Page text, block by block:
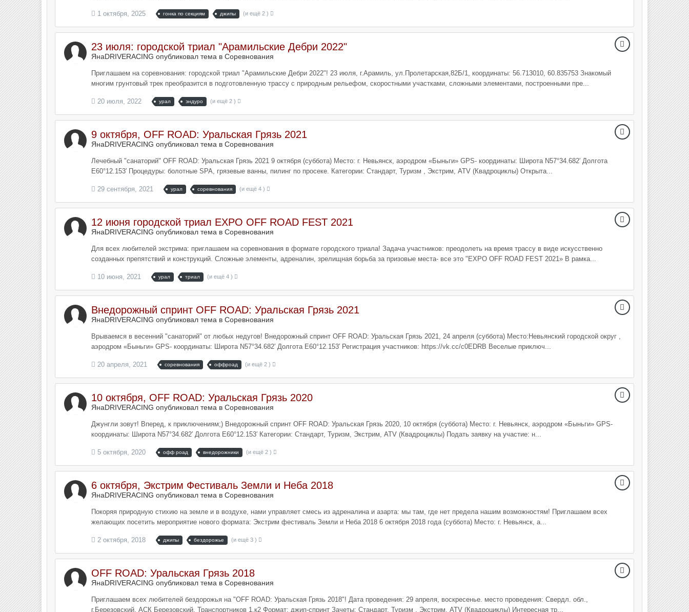
1 октября, 2025 гонка по секциям джипы (и ещё 2 )
23 июля: городской триал "Арамильские Дебри 2022"
ЯнаDRIVERACING опубликовал тема в Соревнования
Приглашаем на соревнования: городской триал "Арамильские Дебри 2022"! 23 июля, г.Арамиль, ул.Пролетарская,82Б/1, координаты: 56.713010, 60.835753 Знакомый
многим грунтовый трек преобразится в подготовленную трассу с природным рельефом, скоростными участками, сложными элементами, построенными пре...
20 июля, 2022 урал эндуро (и ещё 2 )
9 октября, OFF ROAD: Уральская Грязь 2021
ЯнаDRIVERACING опубликовал тема в Соревнования
Лечебный "санаторий" OFF ROAD: Уральская Грязь 2021 9 октября (суббота) Место: г. Невьянск, аэродром «Быньги» GPS- координаты: Широта N57°34.682′ Долгота
E60°12.153′ Процедуры: болотные SPA, грязевые ванны, пилинг по просеке. Категории: Стандарт, Туризм , Экстрим, ATV (Квадроциклы) Открыта...
29 сентября, 2021 урал соревнования (и ещё 4 )
12 июня городской триал EXPO OFF ROAD FEST 2021
ЯнаDRIVERACING опубликовал тема в Соревнования
Для всех любителей экстрима: приглашаем на соревнования в формате городского триала! Задача участников: преодолеть на время трассу в виде искусственно
созданных препятствий и конструкций. Сложные элементы, адреналин, зрелищная борьба за призовые места- все это "EXPO OFF ROAD FEST 2021» В рамка...
10 июня, 2021 урал триал (и ещё 4 )
Внедорожный спринт OFF ROAD: Уральская Грязь 2021
ЯнаDRIVERACING опубликовал тема в Соревнования
Врываемся в весенний "санаторий" от любых недугов! Внедорожный спринт OFF ROAD: Уральская Грязь 2021, 24 апреля (суббота) Место:Невьянский городской округ ,
аэродром «Быньги» GPS- координаты: Широта N57°34.682′ Долгота E60°12.153′ Регистрация участников: https://vk.cc/c0EDRB Веселые приключ...
20 апреля, 2021 соревнования оффроад (и ещё 2 )
10 октября, OFF ROAD: Уральская Грязь 2020
ЯнаDRIVERACING опубликовал тема в Соревнования
Джунгли зовут! Вперед, к приключениям;) Внедорожный спринт OFF ROAD: Уральская Грязь 2020, 10 октября (суббота) Место: г. Невьянск, аэродром «Быньги» GPS-
координаты: Широта N57°34.682′ Долгота E60°12.153′ Категории: Стандарт, Туризм, Экстрим, ATV (Квадроциклы) Подать заявку на участие: н...
5 октября, 2020 офф роад внедорожники (и ещё 2 )
6 октября, Экстрим Фестиваль Земли и Неба 2018
ЯнаDRIVERACING опубликовал тема в Соревнования
Покоряя природную стихию на земле и в воздухе, нами управляет смесь из адреналина и азарта: мы там, где нет предела нашим возможностям! Приглашаем всех
желающих посетить мероприятие нового формата: Экстрим фестиваль Земли и Неба 2018 6 октября 2018 года (суббота) Место: г. Невьянск, а...
2 октября, 2018 джипы бездорожье (и ещё 3 )
OFF ROAD: Уральская Грязь 2018
ЯнаDRIVERACING опубликовал тема в Соревнования
Приглашаем всех любителей бездорожья на "OFF ROAD: Уральская Грязь 2018"! Дата проведения: 29 апреля, воскресенье. место проведения: Свердл. обл.,
г.Березовский, АСК Березовский, Транспортников 1,к2 Формат: джип-спринт Зачеты: Стандарт, Туризм , Экстрим, ATV (Квадроциклы) Интересная тр...